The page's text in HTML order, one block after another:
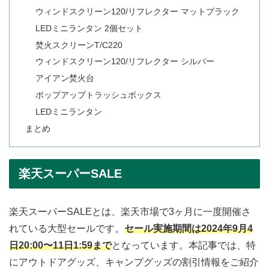
ウィンドスクリーン120/リフレクター マットブラック
LEDミニランタン 2個セット
焚火スクリーンT/C220
ウィンドスクリーン120/リフレクター シルバー
アイアン焚火台
ポップアップトラッシュボックス
LEDミニランタン
まとめ
楽天スーパーSALE
楽天スーパーSALEとは、楽天市場で3ヶ月に一度開催さ
れている大型セールです。 セール実施期間は2024年9月4
日20:00〜11日1:59までとなっています。本記事では、特
にアウトドアグッズ、キャンプグッズの割引情報をご紹介